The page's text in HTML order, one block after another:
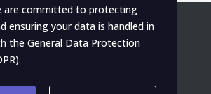
are committed to protecting
ensuring your data is handled in
the General Data Protection
.